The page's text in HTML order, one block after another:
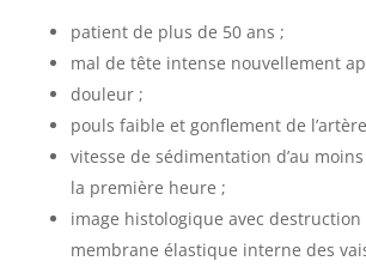
patient de plus de 50 ans ;
mal de tête intense nouvellement
douleur ;
pouls faible et gonflement de
vitesse de sédimentation d’au
la première heure ;
image histologique avec destruction
membrane élastique interne des